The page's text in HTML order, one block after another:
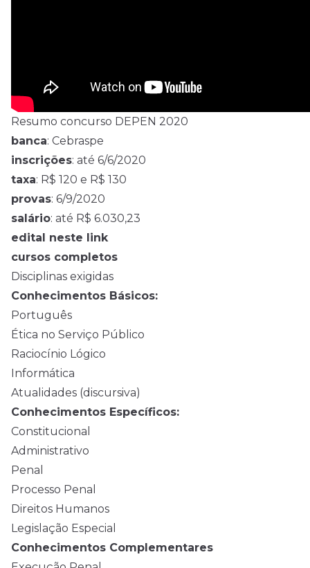
Resumo concurso DEPEN 2020
banca: Cebraspe
inscrições: até 6/6/2020
taxa: R$ 120 e R$ 130
provas: 6/9/2020
salário: até R$ 6.030,23
edital neste link
cursos completos
Disciplinas exigidas
Conhecimentos Básicos:
Português
Ética no Serviço Público
Raciocínio Lógico
Informática
Atualidades (discursiva)
Conhecimentos Específicos:
Constitucional
Administrativo
Penal
Processo Penal
Direitos Humanos
Legislação Especial
Conhecimentos Complementares